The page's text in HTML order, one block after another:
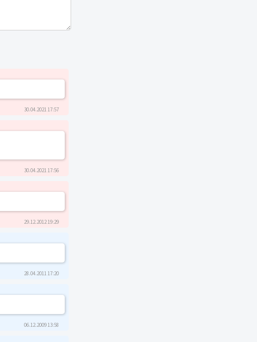
30.04.2021 17:57
30.04.2021 17:56
29.12.2012 19:29
28.04.2011 17:20
06.12.2009 13:58